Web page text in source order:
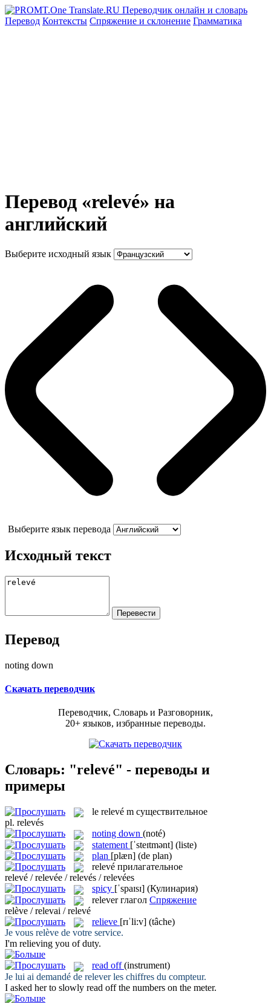
Перевод Контексты Спряжение и склонение Грамматика
Перевод «relevé» на
английский
Выберите исходный язык
Выберите язык перевода
Исходный текст
Перевод
noting down
Скачать переводчик
Переводчик, Словарь и Разговорник,
20+ языков, избранные переводы.
Словарь: "relevé" - переводы и
примеры
le relevé m существительное
pl. relevés
noting down (noté)
statement [ˈsteɪtmənt] (liste)
plan [plæn] (de plan)
relevé прилагательное
relevé / relevée / relevés / relevées
spicy [ˈspaɪsɪ] (Кулинария)
relever глагол Спряжение
relève / relevai / relevé
relieve [rɪˈli:v] (tâche)
Je vous relève de votre service.
I'm relieving you of duty.
read off (instrument)
Je lui ai demandé de releverles chiffres du compteur.
I asked her to slowly read offthe numbers on the meter.